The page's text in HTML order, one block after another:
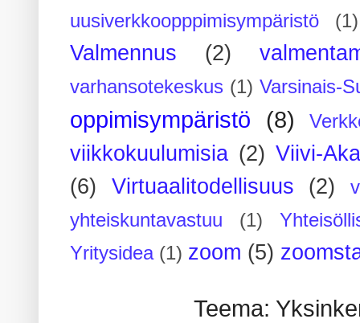
uusiverkkoopppimisympäristö
(1)
Valmennus (2)
varhansotekeskus (1) Varsinais-
oppimisympäristö (8)
viikkokuulumisia (2) Viivi-
(6)
Virtuaalitodellisuus (2)
yhteiskuntavastuu
(1)
Yritysidea (1) zoom (5)
Teema: